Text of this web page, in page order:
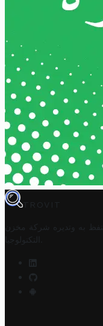
TROVIT
به وتديره
شركة مخزن
التكنولوجيا